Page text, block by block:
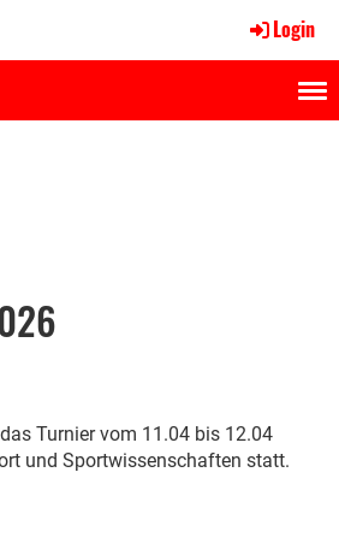
Login
Turnier vom 11.04 bis 12.04
und Sportwissenschaften statt.